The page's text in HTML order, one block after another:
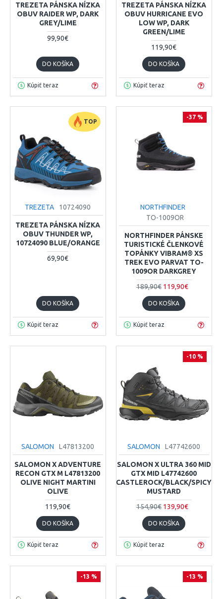
TREZETA PÁNSKA NÍZKA
OBUV RAIDER WP, DARK
GREY/LIME
99,90€
DO KOŠÍKA
Kúpiť teraz
TREZETA PÁNSKA NÍZKA
OBUV HURRICANE EVO
LOW WP, DARK
GREEN/LIME
119,90€
DO KOŠÍKA
Kúpiť teraz
TOP
TREZETA 10724090
TREZETA PÁNSKA NÍZKA
OBUV THUNDER WP,
10724090 BLUE/ORANGE
69,90€
DO KOŠÍKA
Kúpiť teraz
-37 %
NORTHFINDER
TO-1009OR
NORTHFINDER PÁNSKE
TURISTICKÉ ČLENKOVÉ
TOPÁNKY VIBRAM® XS
TREK EVO PARVAT TO-
1009OR DARKGREY
189,90€ 119,90€
DO KOŠÍKA
Kúpiť teraz
SALOMON L47813200
SALOMON X ADVENTURE
RECON GTX M L47813200
OLIVE NIGHT MARTINI
OLIVE
119,90€
DO KOŠÍKA
Kúpiť teraz
-10 %
SALOMON L47742600
SALOMON X ULTRA 360 MID
GTX MID L47742600
CASTLEROCK/BLACK/SPICY
MUSTARD
154,90€ 139,90€
DO KOŠÍKA
Kúpiť teraz
-13 % -13 %